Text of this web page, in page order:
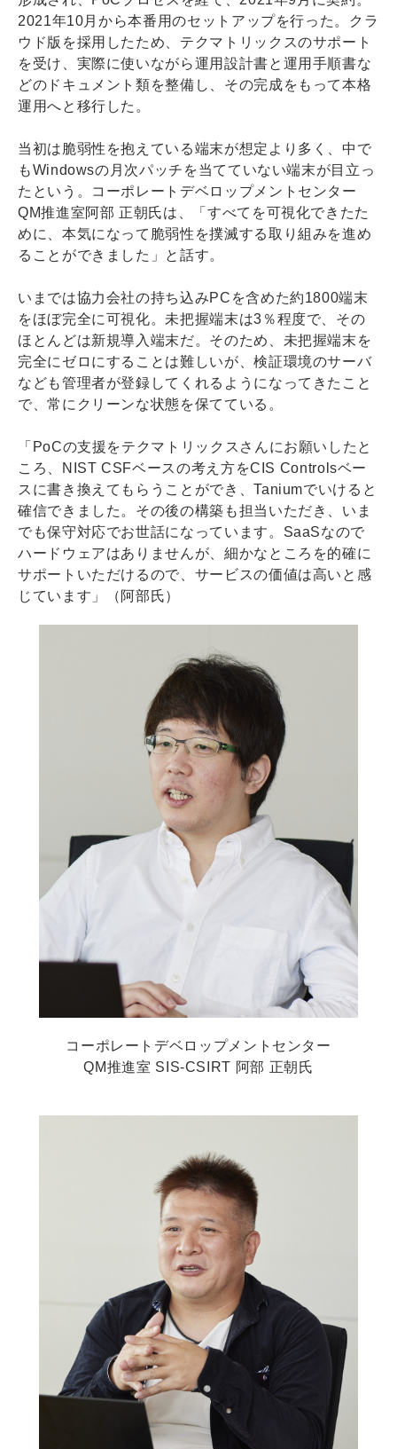
2021年10月から本番用のセットアップを行った。クラ
ウド版を採用したため、テクマトリックスのサポート
を受け、実際に使いながら運用設計書と運用手順書な
どのドキュメント類を整備し、その完成をもって本格
運用へと移行した。
当初は脆弱性を抱えている端末が想定より多く、中で
もWindowsの月次パッチを当てていない端末が目立っ
たという。コーポレートデベロップメントセンター
QM推進室阿部 正朝氏は、「すべてを可視化できたた
めに、本気になって脆弱性を撲滅する取り組みを進め
ることができました」と話す。
いまでは協力会社の持ち込みPCを含めた約1800端末
をほぼ完全に可視化。未把握端末は3％程度で、その
ほとんどは新規導入端末だ。そのため、未把握端末を
完全にゼロにすることは難しいが、検証環境のサーバ
なども管理者が登録してくれるようになってきたこと
で、常にクリーンな状態を保てている。
「PoCの支援をテクマトリックスさんにお願いしたと
ころ、NIST CSFベースの考え方をCIS Controlsベー
スに書き換えてもらうことができ、Taniumでいけると
確信できました。その後の構築も担当いただき、いま
でも保守対応でお世話になっています。SaaSなので
ハードウェアはありませんが、細かなところを的確に
サポートいただけるので、サービスの価値は高いと感
じています」（阿部氏）
コーポレートデベロップメントセンター
QM推進室 SIS-CSIRT 阿部 正朝氏